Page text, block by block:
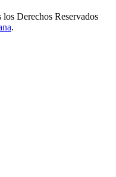
los Derechos Reservados
.